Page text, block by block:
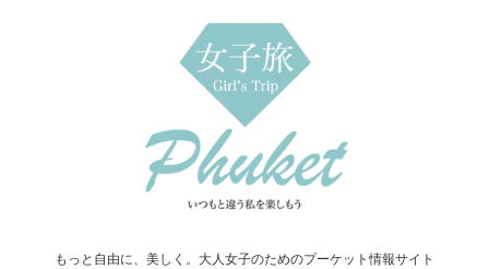
もっと自由に、美しく。大人女子のためのプーケット情報サイト